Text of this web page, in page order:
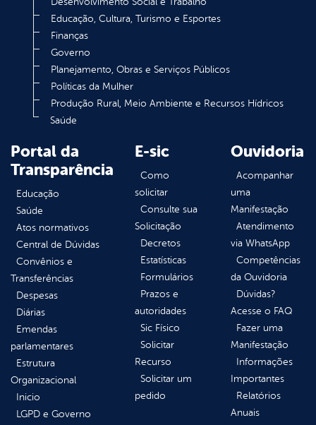
Educação, Cultura, Turismo e Esportes
Finanças
Governo
Planejamento, Obras e Serviços Públicos
Políticas da Mulher
Produção Rural, Meio Ambiente e Recursos Hídricos
Saúde
Portal da
Transparência
Educação
Saúde
Atos normativos
Central de Dúvidas
Convênios e
Transferências
Despesas
Diárias
Emendas
parlamentares
Estrutura
Organizacional
Inicio
LGPD e Governo
E-sic
Como
solicitar
Consulte sua
Solicitação
Decretos
Estatísticas
Formulários
Prazos e
autoridades
Sic Físico
Solicitar
Recurso
Solicitar um
pedido
Ouvidoria
Acompanhar
uma
Manifestação
Atendimento
via WhatsApp
Competências
da Ouvidoria
Dúvidas?
Acesse o FAQ
Fazer uma
Manifestação
Informações
Importantes
Relatórios
Anuais